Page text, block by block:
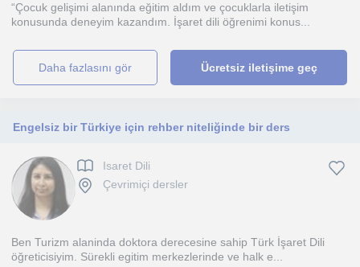
“Çocuk gelişimi alanında eğitim aldım ve çocuklarla iletişim
konusunda deneyim kazandım. İşaret dili öğrenimi konus...
daha fazlasını gör Ücretsiz iletişime geç
Engelsiz bir Türkiye için rehber niteliğinde bir ders
Isaret Dili
Çevrimiçi dersler
Ben Turizm alaninda doktora derecesine sahip Türk İşaret Dili
öğreticisiyim. Sürekli egitim merkezlerinde ve halk e...